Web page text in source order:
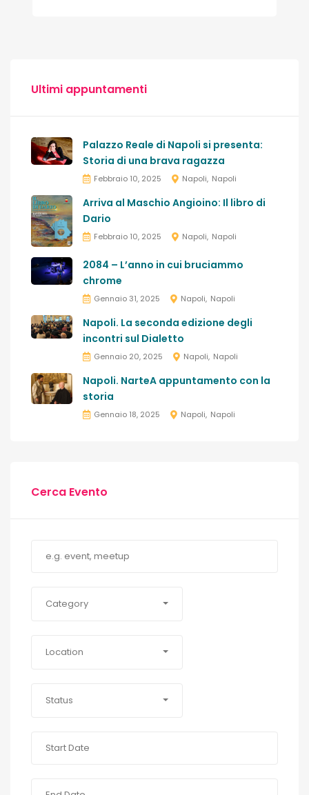
Ultimi appuntamenti
Palazzo Reale di Napoli si presenta:
Storia di una brava ragazza
Febbraio 10, 2025 Napoli Napoli
Arriva al Maschio Angioino: Il libro di
Dario
Febbraio 10, 2025 Napoli Napoli
2084 – L’anno in cui bruciammo
chrome
Gennaio 31, 2025 Napoli Napoli
Napoli. La seconda edizione degli
incontri sul Dialetto
Gennaio 20, 2025 Napoli Napoli
Napoli. NarteA appuntamento con la
storia
Gennaio 18, 2025 Napoli Napoli
Cerca Evento
Category
Location
Status